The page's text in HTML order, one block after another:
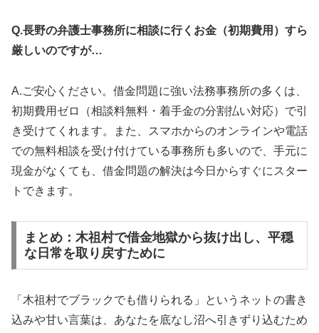
Q.長野の弁護士事務所に相談に行くお金（初期費用）すら
厳しいのですが…
A.ご安心ください。借金問題に強い法務事務所の多くは、
初期費用ゼロ（相談料無料・着手金の分割払い対応）で引
き受けてくれます。また、スマホからのオンラインや電話
での無料相談を受け付けている事務所も多いので、手元に
現金がなくても、借金問題の解決は今日からすぐにスター
トできます。
まとめ：木祖村で借金地獄から抜け出し、平穏
な日常を取り戻すために
「木祖村でブラックでも借りられる」というネットの書き
込みや甘い言葉は、あなたを底なし沼へ引きずり込むため